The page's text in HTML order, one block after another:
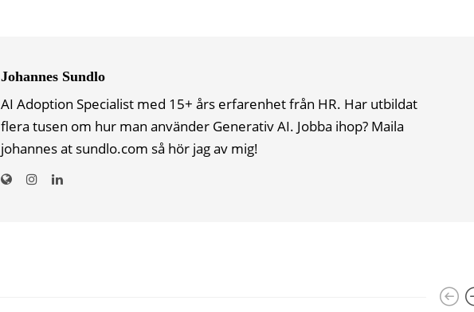
Johannes Sundlo
AI Adoption Specialist med 15+ års erfarenhet från HR. Har utbildat
flera tusen om hur man använder Generativ AI. Jobba ihop? Maila
johannes at sundlo.com så hör jag av mig!